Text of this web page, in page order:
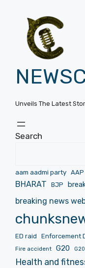
Unveils The Latest
Search
aam aadmi party AAP
BHARAT BJP
breaking news
ED raid
Enforcement
Fire accident G20
Health and